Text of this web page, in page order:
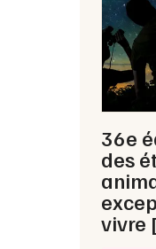
36e
des
vivre